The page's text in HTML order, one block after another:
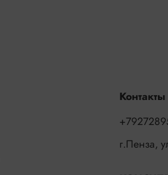
Контакты
г.Пенза,